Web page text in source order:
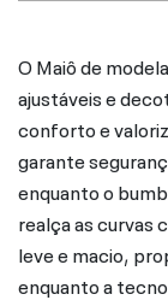
O Maiô de
ajustáveis e
conforto e
garante
enquanto o
realça as curvas
leve e macio,
enquanto a